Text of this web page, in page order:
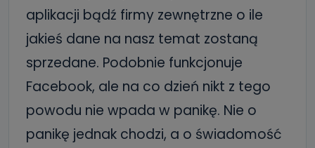
aplikacji bądź firmy zewnętrzne o ile
jakieś dane na nasz temat zostaną
sprzedane. Podobnie funkcjonuje
Facebook, ale na co dzień nikt z tego
powodu nie wpada w panikę. Nie o
panikę jednak chodzi, a o świadomość